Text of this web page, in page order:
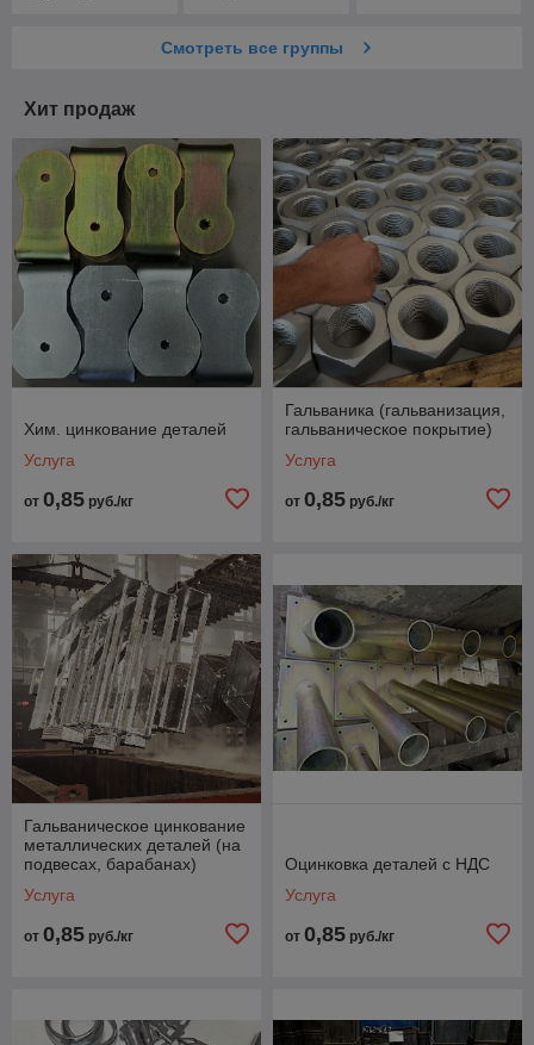
Смотреть все группы
Хит продаж
Хим. цинкование деталей
Услуга
от 0,85 руб./кг
Гальваника (гальванизация,
гальваническое покрытие)
Услуга
от 0,85 руб./кг
Гальваническое цинкование
металлических деталей (на
подвесах, барабанах)
Услуга
от 0,85 руб./кг
Оцинковка деталей с НДС
Услуга
от 0,85 руб./кг